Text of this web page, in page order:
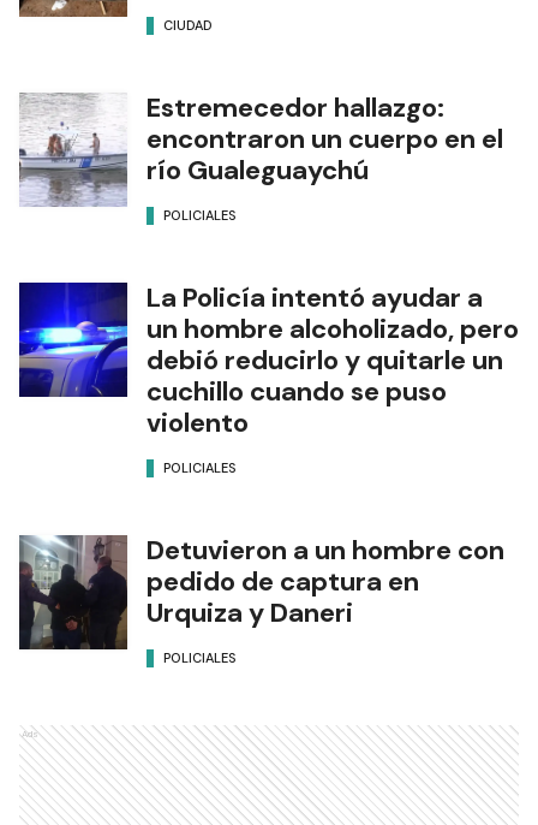
CIUDAD
Estremecedor hallazgo:
encontraron un cuerpo en el
río Gualeguaychú
POLICIALES
La Policía intentó ayudar a
un hombre alcoholizado, pero
debió reducirlo y quitarle un
cuchillo cuando se puso
violento
POLICIALES
Detuvieron a un hombre con
pedido de captura en
Urquiza y Daneri
POLICIALES
Ads